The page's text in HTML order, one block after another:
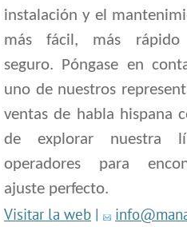
instalación y el
más fácil, más
seguro. Póngase en
uno de nuestros
ventas de habla hispana
de explorar nuestra
operadores para
ajuste perfecto.
Visitar la web |